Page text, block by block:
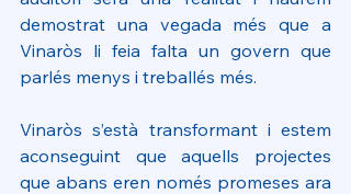
demostrat una vegada més que a
Vinaròs li feia falta un govern que
parlés menys i treballés més.
Vinaròs s’està transformant i estem
aconseguint que aquells projectes
que abans eren només promeses ara